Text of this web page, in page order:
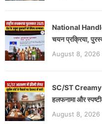
National
चयन प्रक्रिया,
August 8, 2026
SC/ST
हलफनामा और
August 8, 2026